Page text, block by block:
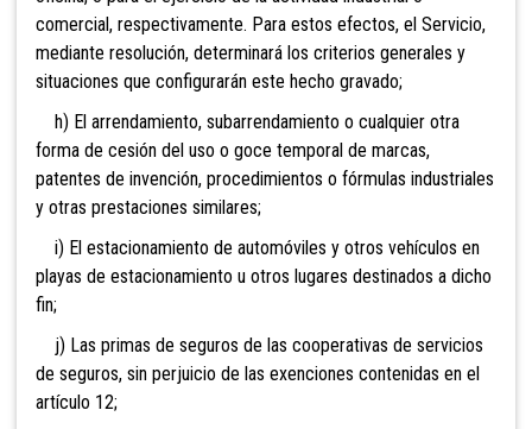
comercial, respectivamente. Para estos efectos, el Servicio,
mediante resolución, determinará los criterios generales y
situaciones que configurarán este hecho gravado;
h) El arrendamiento, subarrendamiento o cualquier otra
forma de cesión del uso o goce temporal de marcas,
patentes de invención, procedimientos o fórmulas industriales
y otras prestaciones similares;
i) El estacionamiento de automóviles y otros vehículos en
playas de estacionamiento u otros lugares destinados a dicho
fin;
j) Las primas de seguros de las cooperativas de servicios
de seguros, sin perjuicio de las exenciones contenidas en el
artículo 12;